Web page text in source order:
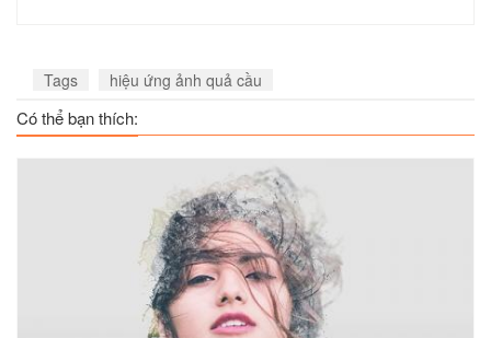
Tags hiệu ứng ảnh quả cầu
Có thể bạn thích: